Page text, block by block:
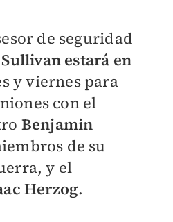
de seguridad
estará en
y viernes para
con el
Benjamin
de su
y el
Herzog.